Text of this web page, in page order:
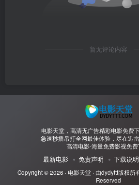
暂无评论内容
电影天堂，高清无广告精彩电影免费
急速秒播吊打全网最佳体验，尽在迅
高清电影-海量免费影视免费
最新电影 免责声明 下载说明
Copyright © 2026 · 电影天堂· 由dydyttt版权所
Reserved